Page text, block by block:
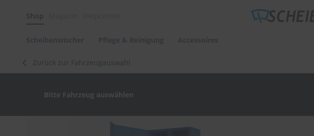
Shop
Polituren
&
Autowellness
Zurück zur Fahrzeugauswahl
Bitte Fahrzeug auswählen